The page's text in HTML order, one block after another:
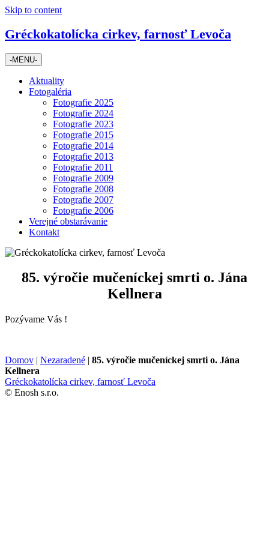
Skip to content
Gréckokatolícka cirkev, farnosť Levoča
-MENU-
Aktuality
Fotogaléria
Fotografie 2025
Fotografie 2024
Fotografie 2023
Fotografie 2015
Fotografie 2014
Fotografie 2013
Fotografie 2011
Fotografie 2009
Fotografie 2008
Fotografie 2007
Fotografie 2006
Verejné obstarávanie
Kontakt
85. výročie mučeníckej smrti o. Jána
Kellnera
Pozývame Vás !
Domov | Nezaradené | 85. výročie mučeníckej smrti o. Jána
Kellnera
Gréckokatolícka cirkev, farnosť Levoča
© Enosh s.r.o.